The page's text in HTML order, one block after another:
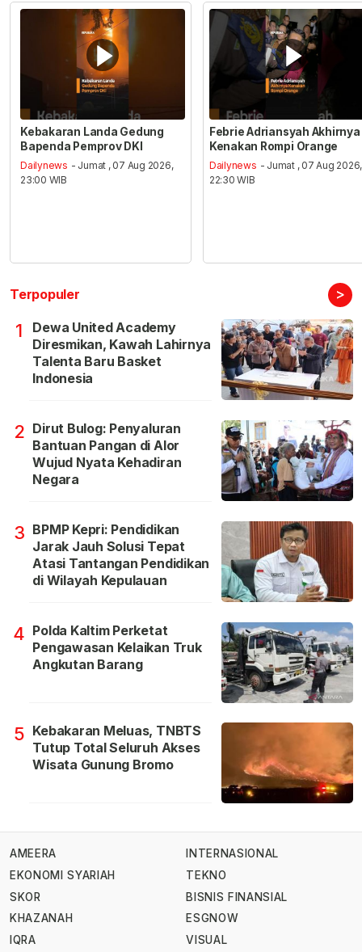
Kebakaran Landa Gedung
Bapenda Pemprov DKI
Dailynews - Jumat , 07 Aug 2026,
23:00 WIB
Febrie Adriansyah Akhirnya
Kenakan Rompi Orange
Dailynews - Jumat , 07 Aug 2026,
22:30 WIB
Terpopuler >
1
Dewa United Academy
Diresmikan, Kawah Lahirnya
Talenta Baru Basket
Indonesia
2 Dirut Bulog: Penyaluran
Bantuan Pangan di Alor
Wujud Nyata Kehadiran
Negara
3 BPMP Kepri: Pendidikan
Jarak Jauh Solusi Tepat
Atasi Tantangan Pendidikan
di Wilayah Kepulauan
4 Polda Kaltim Perketat
Pengawasan Kelaikan Truk
Angkutan Barang
5 Kebakaran Meluas, TNBTS
Tutup Total Seluruh Akses
Wisata Gunung Bromo
AMEERA
EKONOMI SYARIAH
SKOR
KHAZANAH
IQRA
INTERNASIONAL
TEKNO
BISNIS FINANSIAL
ESGNOW
VISUAL